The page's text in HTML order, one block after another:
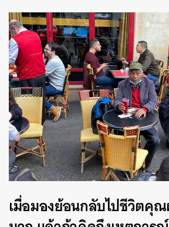
เมื่อมองย้อนกลับไปชีวิตคุณ